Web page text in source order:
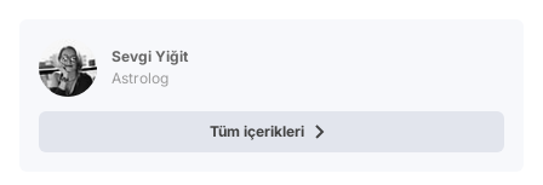
Sevgi Yiğit
Astrolog
Tüm içerikleri